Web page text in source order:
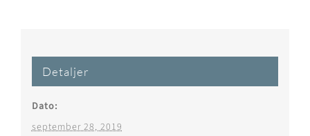
Detaljer
Dato:
september 28, 2019